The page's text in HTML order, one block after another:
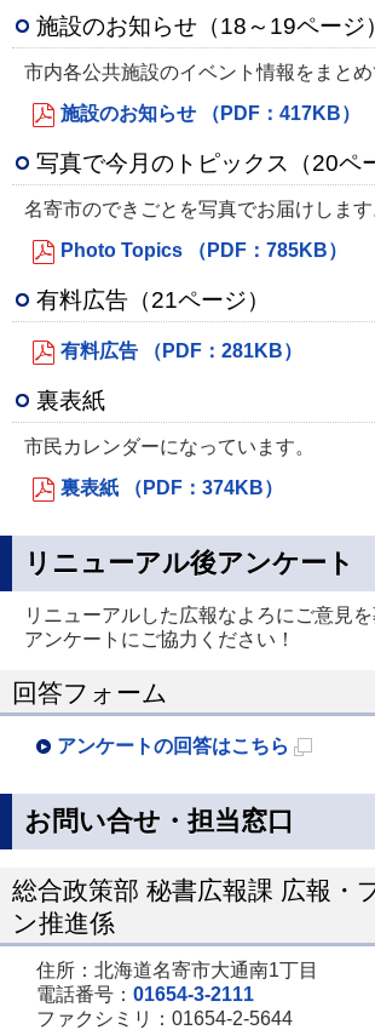
施設のお知らせ（18～19ページ）
市内各公共施設のイベント情報をまとめ
施設のお知らせ （PDF：417KB）
写真で今月のトピックス（20ペ
名寄市のできごとを写真でお届けします
Photo Topics （PDF：785KB）
有料広告（21ページ）
有料広告 （PDF：281KB）
裏表紙
市民カレンダーになっています。
裏表紙 （PDF：374KB）
リニューアル後アンケート
リニューアルした広報なよろにご意見を
アンケートにご協力ください！
回答フォーム
アンケートの回答はこちら
ー
で
開
お問い合せ・担当窓口
総合政策部 秘書広報課 広報・
ン推進係
住所：北海道名寄市大通南1丁目
電話番号： 01654-3-2111
ファクシミリ：01654-2-5644